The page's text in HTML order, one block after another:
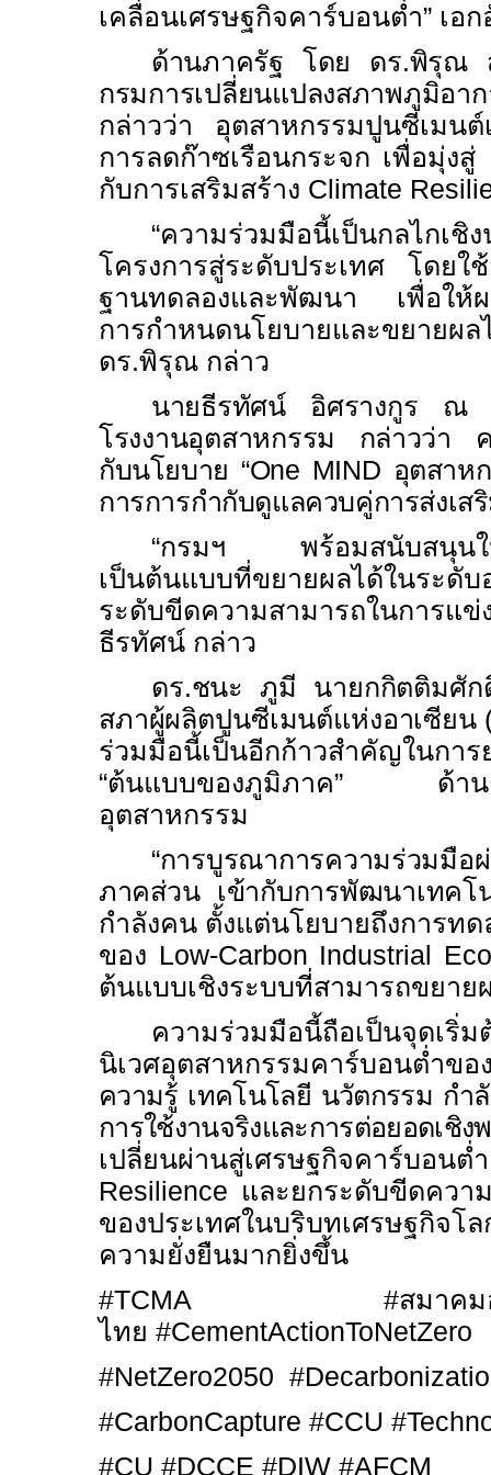
เคลื่อนเศรษฐกิจคาร์บอนต่ำ” เอ
ด้านภาครัฐ โดย ดร.พิรุณ
กรมการเปลี่ยนแปลงสภาพภูมิอา
กล่าวว่า อุตสาหกรรมปูนซีเมน
การลดก๊าซเรือนกระจก เพื่อมุ่งสู่
กับการเสริมสร้าง Climate
“ความร่วมมือนี้เป็นกลไกเชิ
โครงการสู่ระดับประเทศ โดยใ
ฐานทดลองและพัฒนา เพื่อให้ผ
การกำหนดนโยบายและขยายผล
ดร.พิรุณ กล่าว
นายธีรทัศน์ อิศรางกูร ณ
โรงงานอุตสาหกรรม กล่าวว่า
กับนโยบาย “One MIND อุตสาห
การการกำกับดูแลควบคู่การส่งเส
“กรมฯ พร้อมสนับสนุนใ
เป็นต้นแบบที่ขยายผลได้ในระ
ระดับขีดความสามารถในการแ
ธีรทัศน์ กล่าว
ดร.ชนะ ภูมี นายกกิตติมศั
สภาผู้ผลิตปูนซีเมนต์แห่งอาเซียน
ร่วมมือนี้เป็นอีกก้าวสำคัญในการ
“ต้นแบบของภูมิภาค” ด้านก
อุตสาหกรรม
“การบูรณาการความร่วมมือ
ภาคส่วน เข้ากับการพัฒนาเทคโ
กำลังคน ตั้งแต่นโยบายถึงการทด
ของ Low-Carbon Industrial
ต้นแบบเชิงระบบที่สามารถขยาย
ความร่วมมือนี้ถือเป็นจุดเริ่
นิเวศอุตสาหกรรมคาร์บอนต่ำข
ความรู้ เทคโนโลยี นวัตกรรม กำ
การใช้งานจริงและการต่อยอดเชิ
เปลี่ยนผ่านสู่เศรษฐกิจคาร์บอน
Resilience และยกระดับขีดควา
ของประเทศในบริบทเศรษฐกิจโ
ความยั่งยืนมากยิ่งขึ้น
#TCMA #สมาค
ไทย #CementActionToNetZero
#NetZero2050
#CarbonCapture #CCU
#CU #DCCE #DIW #AFCM